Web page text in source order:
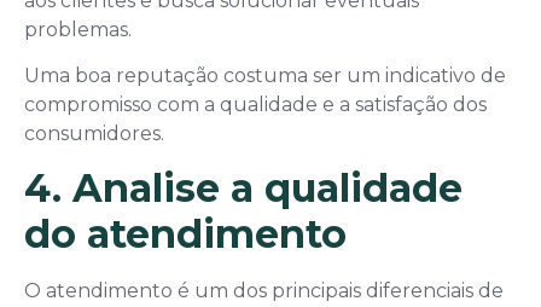
problemas.
Uma boa reputação costuma ser um indicativo de
compromisso com a qualidade e a satisfação dos
consumidores.
4. Analise a qualidade
do atendimento
O atendimento é um dos principais diferenciais de